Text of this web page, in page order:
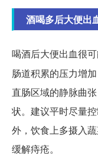
酒喝多后大便出
喝酒后大便出血很
肠道积累的压力增
直肠区域的静脉曲
状。建议平时尽量
外，饮食上多摄入
缓解痔疮。